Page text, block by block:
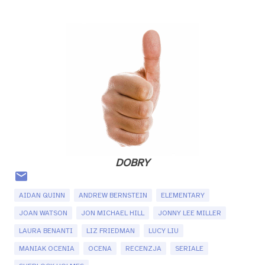
DOBRY
AIDAN QUINN ANDREW BERNSTEIN ELEMENTARY
JOAN WATSON JON MICHAEL HILL JONNY LEE MILLER
LAURA BENANTI LIZ FRIEDMAN LUCY LIU
MANIAK OCENIA OCENA RECENZJA SERIALE